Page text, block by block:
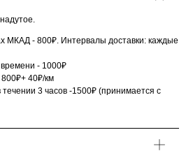
МКАД - 800₽. Интервалы доставки: каждые
времени - 1000₽
40₽/км
течении 3 часов -1500₽ (принимается с